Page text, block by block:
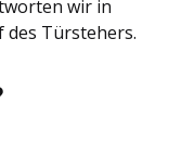
wir in
des Türstehers.